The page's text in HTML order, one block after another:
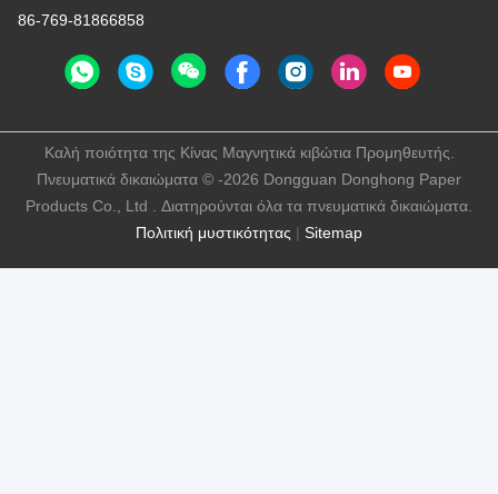
86-769-81866858
Πολιτική μυστικότητας | Sitemap
Καλή ποιότητα της Κίνας Μαγνητικά κιβώτια Προμηθευτής.
Πνευματικά δικαιώματα © -2026 Dongguan Donghong Paper
Products Co., Ltd . Διατηρούνται όλα τα πνευματικά δικαιώματα.